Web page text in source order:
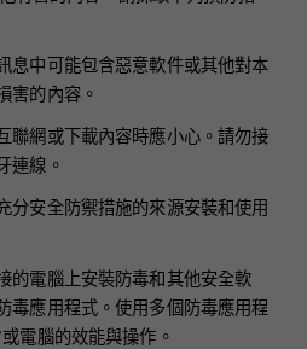
息中可能包含惡意軟件或其他對本
害的內容。
聯網或下載內容時應小心。請勿接
連線。
分安全防禦措施的來源安裝和使用
的電腦上安裝防毒和其他安全軟
毒應用程式。使用多個防毒應用程
電腦的效能與操作。